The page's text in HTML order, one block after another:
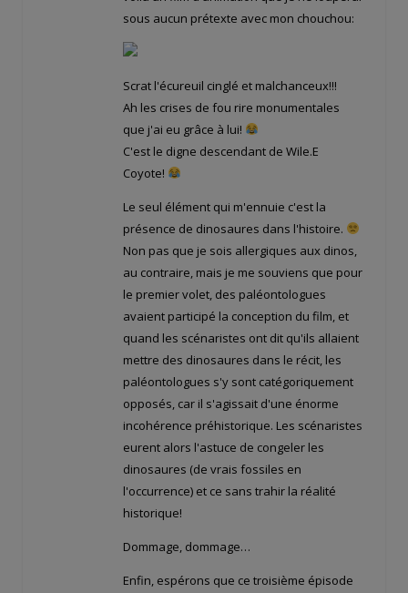
sous aucun prétexte avec mon chouchou:
Scrat l'écureuil cinglé et malchanceux!!!
Ah les crises de fou rire monumentales
que j'ai eu grâce à lui!
C'est le digne descendant de Wile.E
Coyote!
Le seul élément qui m'ennuie c'est la
présence de dinosaures dans l'histoire.
Non pas que je sois allergiques aux dinos,
au contraire, mais je me souviens que pour
le premier volet, des paléontologues
avaient participé la conception du film, et
quand les scénaristes ont dit qu'ils allaient
mettre des dinosaures dans le récit, les
paléontologues s'y sont catégoriquement
opposés, car il s'agissait d'une énorme
incohérence préhistorique. Les scénaristes
eurent alors l'astuce de congeler les
dinosaures (de vrais fossiles en
l'occurrence) et ce sans trahir la réalité
historique!
Dommage, dommage…
Enfin, espérons que ce troisième épisode